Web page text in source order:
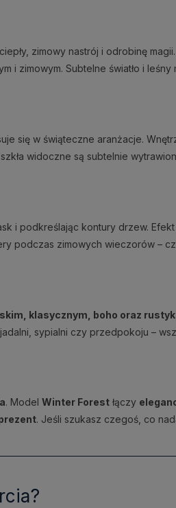
zimowy nastrój i odrobinę
i zimowym. Subtelne światło i leśny
się w świąteczne aranżacje.
widoczne są subtelnie
i podkreślając kontury drzew.
podczas zimowych wieczorów –
klasycznym, boho oraz
sypialni czy przedpokoju –
. Model Winter Forest łączy
. Jeśli szukasz czegoś, co